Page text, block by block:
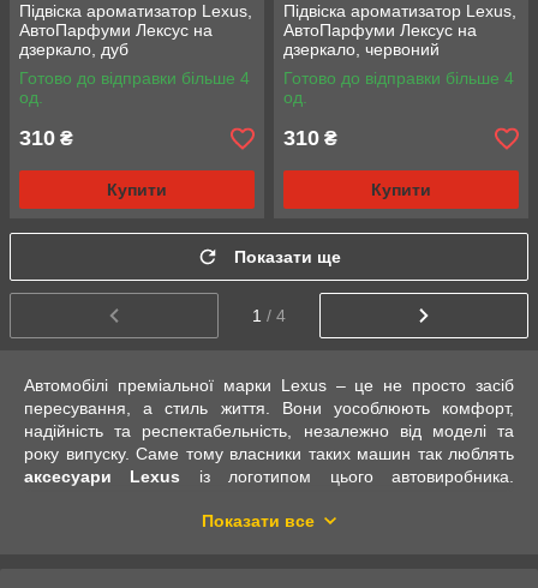
Підвіска ароматизатор Lexus,
АвтоПарфуми Лексус на
дзеркало, дуб
Готово до відправки більше 4
од.
310 ₴
Купити
Підвіска ароматизатор Lexus,
АвтоПарфуми Лексус на
дзеркало, червоний
Готово до відправки більше 4
од.
310 ₴
Купити
Показати ще
1 / 4
Автомобілі преміальної марки Lexus – це не просто засіб
пересування, а стиль життя. Вони уособлюють комфорт,
надійність та респектабельність, незалежно від моделі та
року випуску. Саме тому власники таких машин так люблять
аксесуари Lexus із логотипом цього автовиробника.
таких товарів, якісних та з доступною ціною, які можуть стати
Показати все